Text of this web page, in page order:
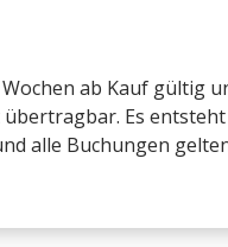
ab Kauf gültig
Es
alle Buchungen